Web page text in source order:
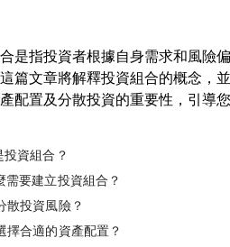
是指投資者根據自身需求和風險
篇文章將解釋投資組合的概念，
配置及分散投資的重要性，引導
投資組合？
需要建立投資組合？
散投資風險？
擇合適的資產配置？